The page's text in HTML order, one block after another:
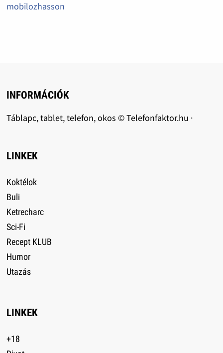
mobilozhasson
INFORMÁCIÓK
Táblapc, tablet, telefon, okos © Telefonfaktor.hu ·
LINKEK
Koktélok
Buli
Ketrecharc
Sci-Fi
Recept KLUB
Humor
Utazás
LINKEK
+18